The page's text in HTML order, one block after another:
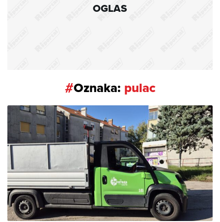
OGLAS
#Oznaka: pulac